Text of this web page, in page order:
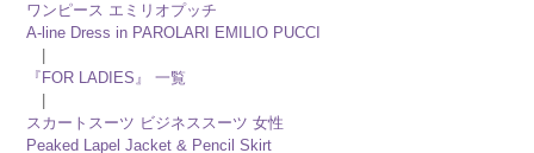
ワンピース エミリオプッチ
A-line Dress in PAROLARI EMILIO PUCCI
『FOR LADIES』 一覧
スカートスーツ ビジネススーツ 女性
Peaked Lapel Jacket & Pencil Skirt